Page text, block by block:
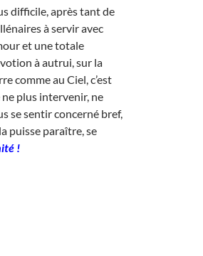
difficile, après tant de
à servir avec
et une totale
à autrui, sur la
comme au Ciel, c’est
ne plus intervenir, ne
se sentir concerné bref,
puisse paraître, se
!